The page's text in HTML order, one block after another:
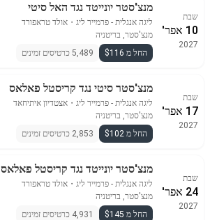
שבת
10 אפר'
2027
מנצ'סטר יונייטד נגד האל סיטי
ליגה אנגלית - פרמייר ליג ・ אולד טראפורד
מנצ'סטר, בריטניה
החל מ $116
5,489 כרטיסים זמינים
שבת
17 אפר'
2027
מנצ'סטר סיטי נגד קריסטל פאלאס
ליגה אנגלית - פרמייר ליג ・ אצטדיון איתיחאד
מנצ'סטר, בריטניה
החל מ $102
2,853 כרטיסים זמינים
שבת
24 אפר'
2027
מנצ'סטר יונייטד נגד קריסטל פאלאס
ליגה אנגלית - פרמייר ליג ・ אולד טראפורד
מנצ'סטר, בריטניה
החל מ $145
4,931 כרטיסים זמינים